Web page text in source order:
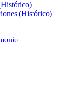
(Histórico)